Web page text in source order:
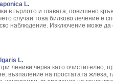
L.
в гърлото и главата, повишено
случаи това билково лечение е
наблюдение. Изключение може
L.
лениви черва като очистително,
възпаление на простатата